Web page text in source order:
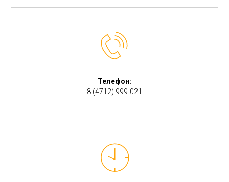
Телефон:
8 (4712) 999-021